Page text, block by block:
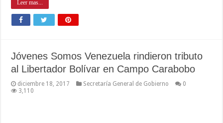
Leer mas...
Jóvenes Somos Venezuela rindieron tributo
al Libertador Bolívar en Campo Carabobo
diciembre 18, 2017 Secretaría General de Gobierno
0
3,110